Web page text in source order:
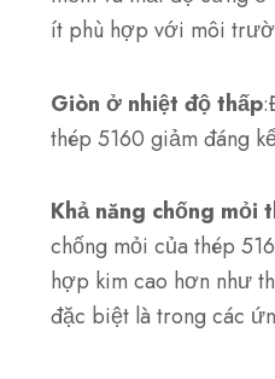
ít phù hợp với môi
Giòn ở nhiệt độ thấp
thép 5160 giảm đáng
Khả năng chống mỏi
chống mỏi của thép
hợp kim cao hơn như
đặc biệt là trong các